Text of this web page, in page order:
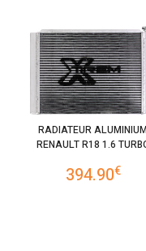
RADIATEUR ALUMINIUM
RENAULT R18 1.6
394.90€